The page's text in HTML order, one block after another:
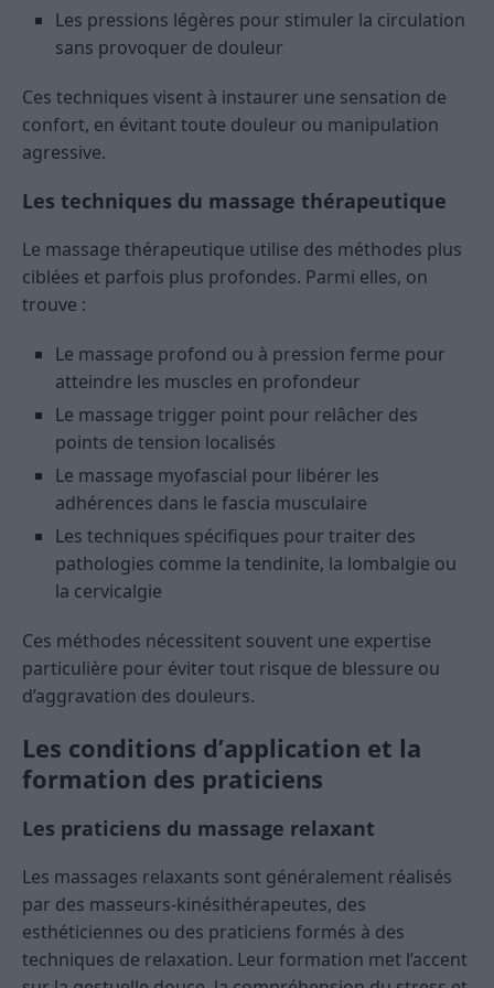
Les pressions légères pour stimuler la circulation
sans provoquer de douleur
Ces techniques visent à instaurer une sensation de
confort, en évitant toute douleur ou manipulation
agressive.
Les techniques du massage thérapeutique
Le massage thérapeutique utilise des méthodes plus
ciblées et parfois plus profondes. Parmi elles, on
trouve :
Le massage profond ou à pression ferme pour
atteindre les muscles en profondeur
Le massage trigger point pour relâcher des
points de tension localisés
Le massage myofascial pour libérer les
adhérences dans le fascia musculaire
Les techniques spécifiques pour traiter des
pathologies comme la tendinite, la lombalgie ou
la cervicalgie
Ces méthodes nécessitent souvent une expertise
particulière pour éviter tout risque de blessure ou
d’aggravation des douleurs.
Les conditions d’application et la
formation des praticiens
Les praticiens du massage relaxant
Les massages relaxants sont généralement réalisés
par des masseurs-kinésithérapeutes, des
esthéticiennes ou des praticiens formés à des
techniques de relaxation. Leur formation met l’accent